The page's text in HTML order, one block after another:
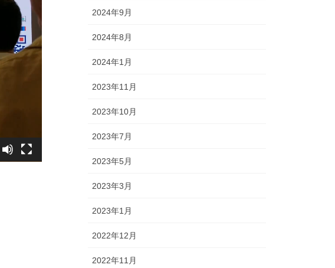
2024年9月
2024年8月
2024年1月
2023年11月
2023年10月
2023年7月
2023年5月
2023年3月
2023年1月
2022年12月
2022年11月